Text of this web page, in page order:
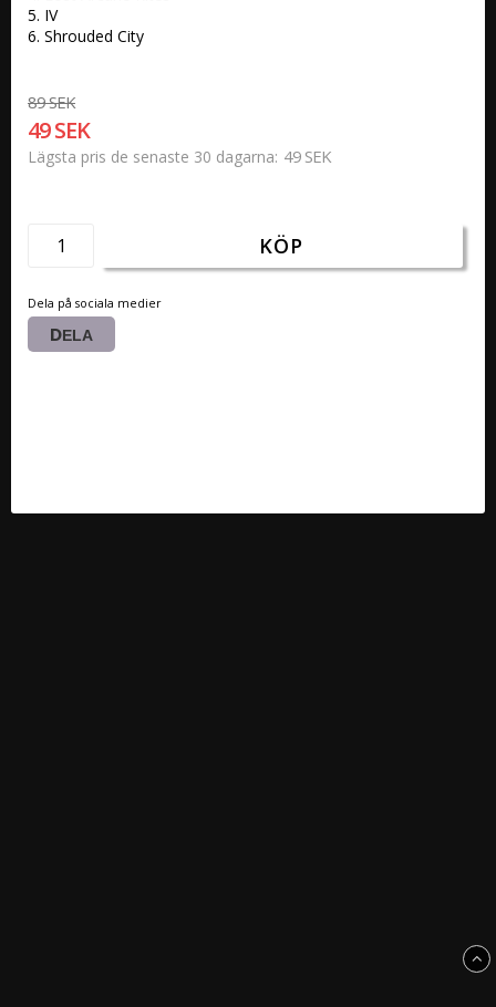
5. IV
6. Shrouded City
89 SEK
49 SEK
Lägsta pris de senaste 30 dagarna 49 SEK
KÖP
Dela på sociala medier
DELA